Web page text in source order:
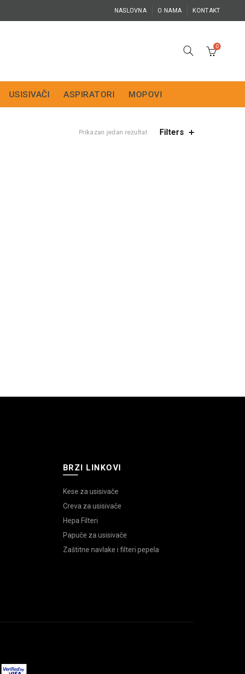
NASLOVNA O NAMA KONTAKT
0
USISIVAČI ASPIRATORI MOPOVI
Prikazan jedan rezultat Filters
BRZI LINKOVI
Kese za usisivače
Creva za usisivače
Hepa Filteri
Papuče za usisivače
Zaštitne navlake i filteri pepela